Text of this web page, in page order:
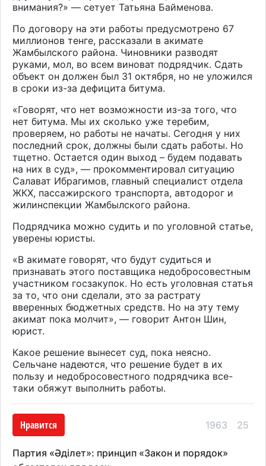
внимания?» — сетует Татьяна Байменова.
По договору на эти работы предусмотрено 67
миллионов тенге, рассказали в акимате
Жамбылского района. Чиновники разводят
руками, мол, во всем виноват подрядчик. Сдать
объект он должен был 31 октября, но не уложился
в сроки из-за дефицита битума.
«Говорят, что нет возможности из-за того, что
нет битума. Мы их сколько уже теребим,
проверяем, но работы не начаты. Сегодня у них
последний срок, должны были сдать работы. Но
тщетно. Остается один выход – будем подавать
на них в суд», — прокомментировал ситуацию
Салават Ибрагимов, главный специалист отдела
ЖКХ, пассажирского транспорта, автодорог и
жилинспекции Жамбылского района.
Подрядчика можно судить и по уголовной статье,
уверены юристы.
«В акимате говорят, что будут судиться и
признавать этого поставщика недобросовестным
участником госзакупок. Но есть уголовная статья
за то, что они сделали, это за растрату
вверенных бюджетных средств. Но на эту тему
акимат пока молчит», — говорит Антон Шин,
юрист.
Какое решение вынесет суд, пока неясно.
Сельчане надеются, что решение будет в их
пользу и недобросовестного подрядчика все-
таки обяжут выполнить работы.
Нравится 1963 25
Партия «Әділет»: принцип «Закон и порядок»